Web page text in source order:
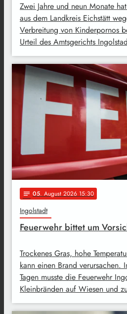
Zwei Jahre und neun Monate
aus dem Landkreis Eichstätt
Verbreitung von Kinderpornos
Urteil des Amtsgerichts
notes 05. August 2026 15:30
Ingolstadt
Feuerwehr bittet um
Trockenes Gras, hohe
kann einen Brand verursachen.
Tagen musste die Feuerwehr
Kleinbränden auf Wiesen und